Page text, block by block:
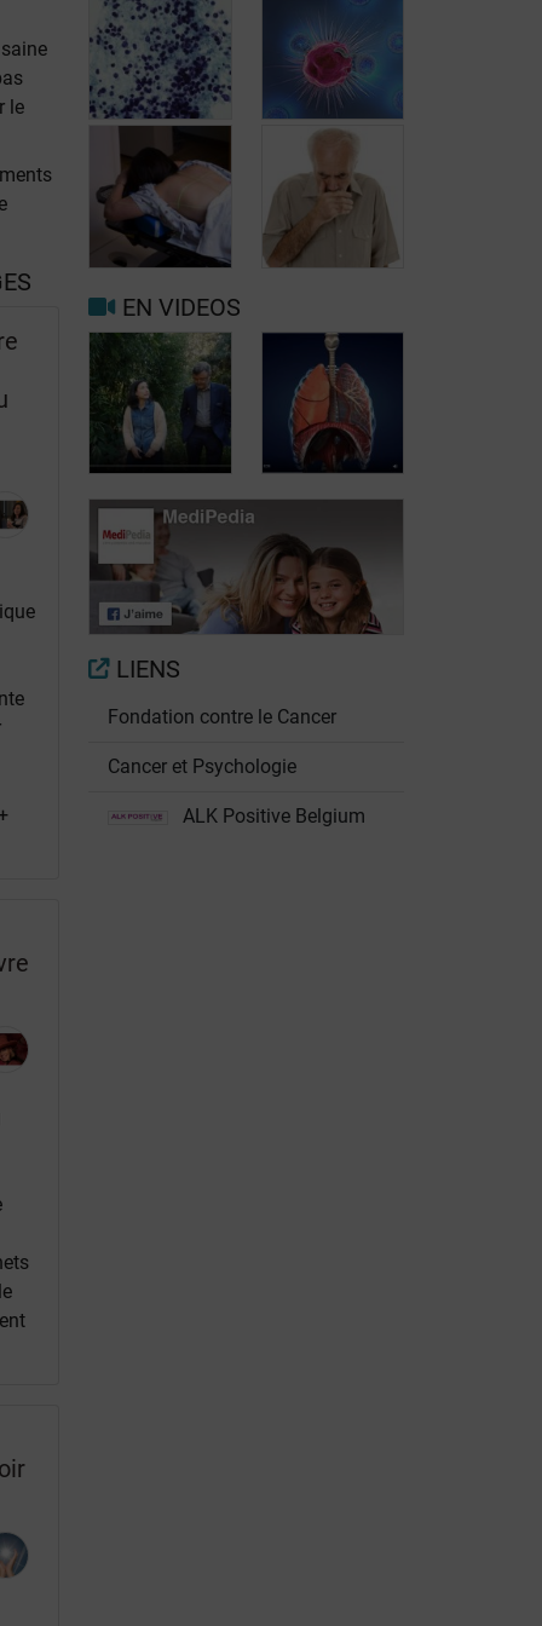
le
Cancer du
poumon ALK+:
un cancer des
non-fumeurs ou
petits fumeurs
L’immunothérapie
Radiothérapie
contre le cancer
du poumon
Les symptômes
du cancer du
poumon
EN VIDEOS
Vivre avec un
cancer du
poumon ALK+
Le tabac,
principale cause
du cancer du
poumon
LIENS
Fondation contre le Cancer
Cancer et Psychologie
ALK Positive Belgium